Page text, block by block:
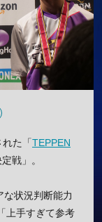
た「TEPPEN
戦」。
な状況判断能力
上手すぎて参考